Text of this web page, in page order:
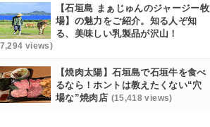
【石垣島 まぁじゅんのジャージー牧
場】の魅力をご紹介。知る人ぞ知
る、美味しい乳製品が沢山！
views)
【焼肉太陽】石垣島で石垣牛を食べ
るなら！ホントは教えたくない“穴
場な”焼肉店 (15,418 views)